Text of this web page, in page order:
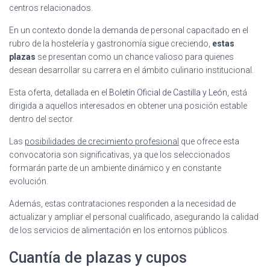
centros relacionados.
En un contexto donde la demanda de personal capacitado en el
rubro de la hostelería y gastronomía sigue creciendo, estas
plazas se presentan como un chance valioso para quienes
desean desarrollar su carrera en el ámbito culinario institucional.
Esta oferta, detallada en el Boletín Oficial de Castilla y León , está
dirigida a aquellos interesados en obtener una posición estable
dentro del sector.
Las posibilidades de crecimiento profesional que ofrece esta
convocatoria son significativas, ya que los seleccionados
formarán parte de un ambiente dinámico y en constante
evolución.
Además, estas contrataciones responden a la necesidad de
actualizar y ampliar el personal cualificado, asegurando la calidad
de los servicios de alimentación en los entornos públicos.
Cuantía de plazas y cupos